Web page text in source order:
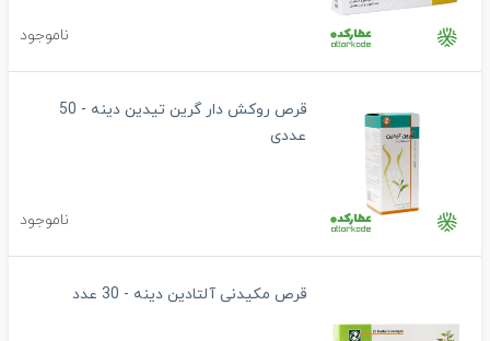
ناموجود
قرص روکش دار گرین تیدین دینه - 50
عددی
ناموجود
قرص مکیدنی آلتادین دینه - 30 عدد